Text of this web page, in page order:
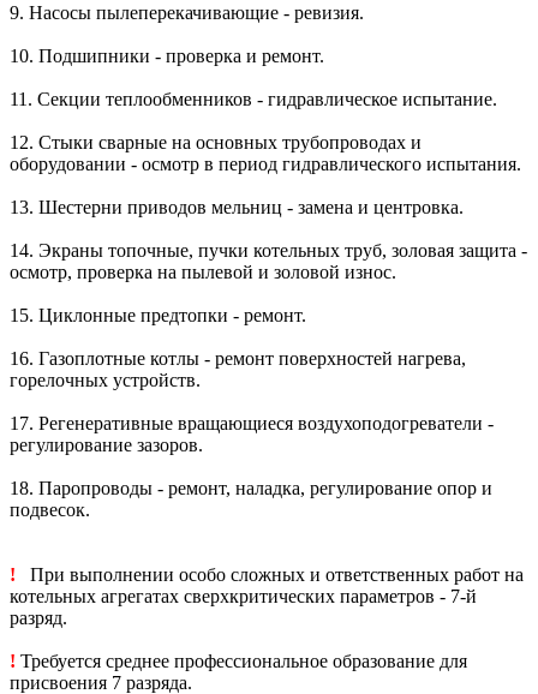
9. Насосы пылеперекачивающие - ревизия.
10. Подшипники - проверка и ремонт.
11. Секции теплообменников - гидравлическое испытание.
12. Стыки сварные на основных трубопроводах и
оборудовании - осмотр в период гидравлического испытания.
13. Шестерни приводов мельниц - замена и центровка.
14. Экраны топочные, пучки котельных труб, золовая защита -
осмотр, проверка на пылевой и золовой износ.
15. Циклонные предтопки - ремонт.
16. Газоплотные котлы - ремонт поверхностей нагрева,
горелочных устройств.
17. Регенеративные вращающиеся воздухоподогреватели -
регулирование зазоров.
18. Паропроводы - ремонт, наладка, регулирование опор и
подвесок.
! При выполнении особо сложных и ответственных работ на
котельных агрегатах сверхкритических параметров - 7-й
разряд.
! Требуется среднее профессиональное образование для
присвоения 7 разряда.